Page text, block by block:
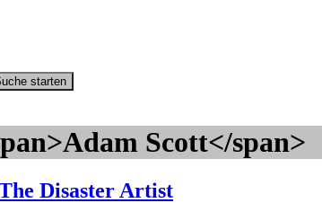
starten
Scott</span>
Disaster Artist